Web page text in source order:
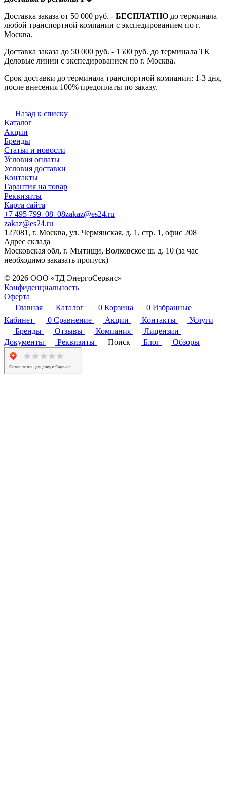
Доставка заказа от 50 000 руб. - БЕСПЛАТНО до терминала
любой транспортной компании с экспедированием по г.
Москва.
Доставка заказа до 50 000 руб. - 1500 руб. до терминала ТК
Деловые линии с экспедированием по г. Москва.
Срок доставки до терминала транспортной компании: 1-3 дня,
после внесения 100% предоплаты по заказу.
Назад к списку
Каталог
Акции
Бренды
Статьи и новости
Условия оплаты
Условия доставки
Контакты
Гарантия на товар
Реквизиты
Карта сайта
+7 495 799–08–08zakaz@es24.ru
zakaz@es24.ru
127081, г. Москва, ул. Чермянская, д. 1, стр. 1, офис 208
Адрес склада
Московская обл, г. Мытищи, Волковское ш. д. 10 (за час
необходимо заказать пропуск)
© 2026 ООО «ТД ЭнергоСервис»
Конфиденциальность
Оферта
Главная
Каталог 0 Корзина 0 Избранные
Кабинет
0 Сравнение Акции Контакты
Услуги
Бренды
Отзывы Компания
Лицензии
Документы
Реквизиты Поиск Блог Обзоры